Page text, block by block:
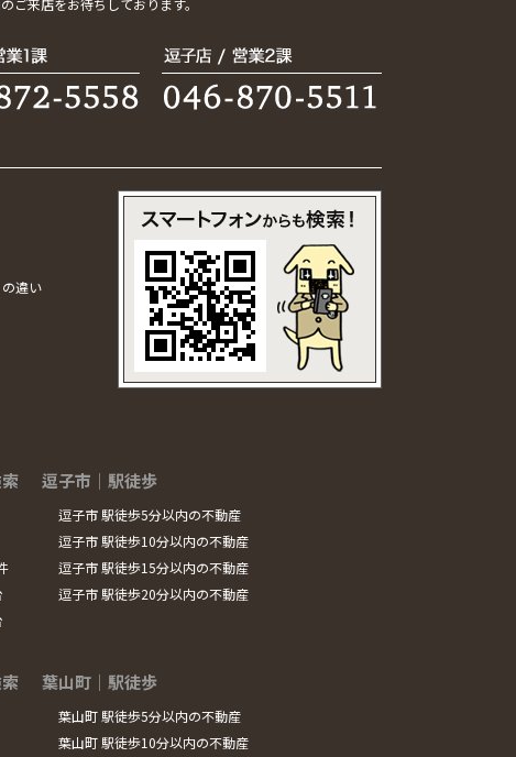
来店をお待ちしております。
違い
逗子市｜駅徒歩
逗子市 駅徒歩5分以内の不動産
逗子市 駅徒歩10分以内の不動産
逗子市 駅徒歩15分以内の不動産
逗子市 駅徒歩20分以内の不動産
葉山町｜駅徒歩
葉山町 駅徒歩5分以内の不動産
葉山町 駅徒歩10分以内の不動産